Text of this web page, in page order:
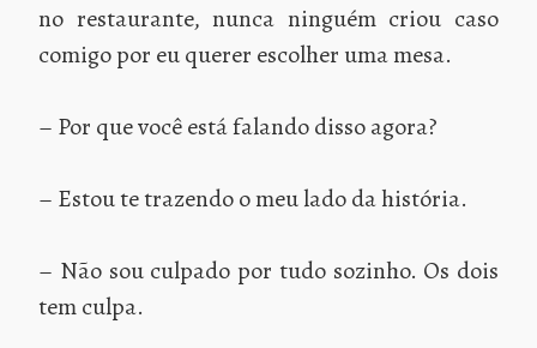
no restaurante, nunca ninguém criou caso
comigo por eu querer escolher uma mesa.
– Por que você está falando disso agora?
– Estou te trazendo o meu lado da história.
– Não sou culpado por tudo sozinho. Os dois
tem culpa.